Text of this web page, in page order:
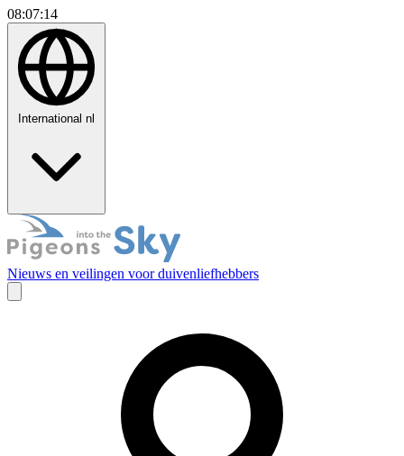
08:07:15
International nl
Nieuws en veilingen voor duivenliefhebbers